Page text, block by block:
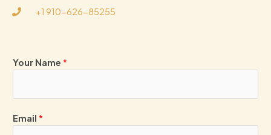
+1 910-626-85255
Your Name *
Email *